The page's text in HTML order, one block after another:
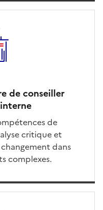
de conseiller
de
critique et
dans
complexes.